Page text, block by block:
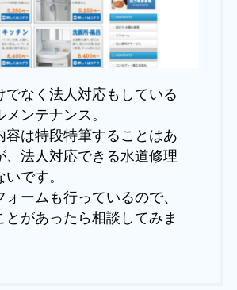
でなく法人対応もしている
ンテナンス。
容は特段特筆することはあ
、法人対応できる水道修理
です。
ームも行っているので、
とがあったら相談してみま